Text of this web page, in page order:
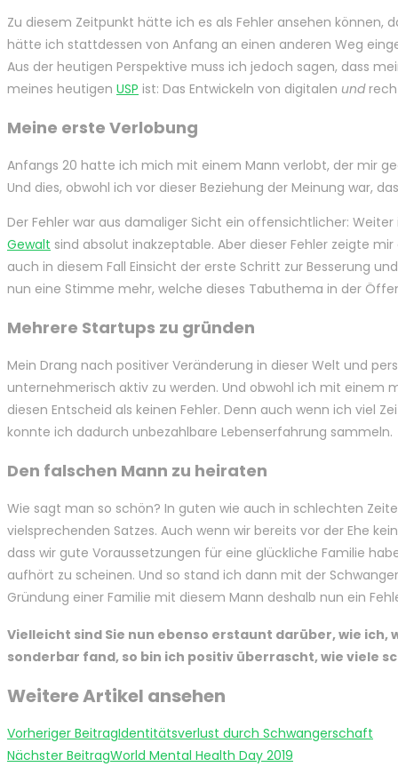
Zu diesem Zeitpunkt hätte ich es als Fehler ansehen können,
hätte ich stattdessen von Anfang an einen anderen Weg
Aus der heutigen Perspektive muss ich jedoch sagen, dass
meines heutigen USP ist: Das Entwickeln von digitalen und
Meine erste Verlobung
Anfangs 20 hatte ich mich mit einem Mann verlobt, der mir
Und dies, obwohl ich vor dieser Beziehung der Meinung war,
Der Fehler war aus damaliger Sicht ein offensichtlicher:
Gewalt sind absolut inakzeptable. Aber dieser Fehler zeigte
auch in diesem Fall Einsicht der erste Schritt zur Besserung
nun eine Stimme mehr, welche dieses Tabuthema in der
Mehrere Startups zu gründen
Mein Drang nach positiver Veränderung in dieser Welt und
unternehmerisch aktiv zu werden. Und obwohl ich mit einem
diesen Entscheid als keinen Fehler. Denn auch wenn ich viel
konnte ich dadurch unbezahlbare Lebenserfahrung sammeln.
Den falschen Mann zu heiraten
Wie sagt man so schön? In guten wie auch in schlechten
vielsprechenden Satzes. Auch wenn wir bereits vor der Ehe
dass wir gute Voraussetzungen für eine glückliche Familie
aufhört zu scheinen. Und so stand ich dann mit der
Gründung einer Familie mit diesem Mann deshalb nun ein
Vielleicht sind Sie nun ebenso erstaunt darüber, wie ich,
sonderbar fand, so bin ich positiv überrascht, wie viele
Weitere Artikel ansehen
Vorheriger BeitragIdentitätsverlust durch Schwangerschaft
Nächster BeitragWorld Mental Health Day 2019